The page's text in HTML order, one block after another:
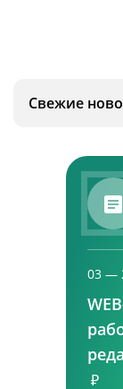
Свежие
03 —
₽